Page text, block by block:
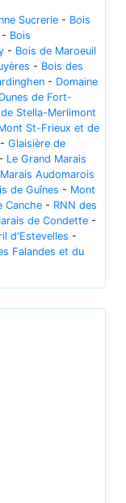
Sucrerie - Bois
- Bois
- Bois de Maroeuil
- Bois des
- Domaine
Dunes de Fort-
de Stella-Merlimont
St-Frieux et de
- Glaisière de
- Le Grand Marais
Marais Audomarois
de Guînes - Mont
Canche - RNN des
de Condette -
d'Estevelles -
Falandes et du